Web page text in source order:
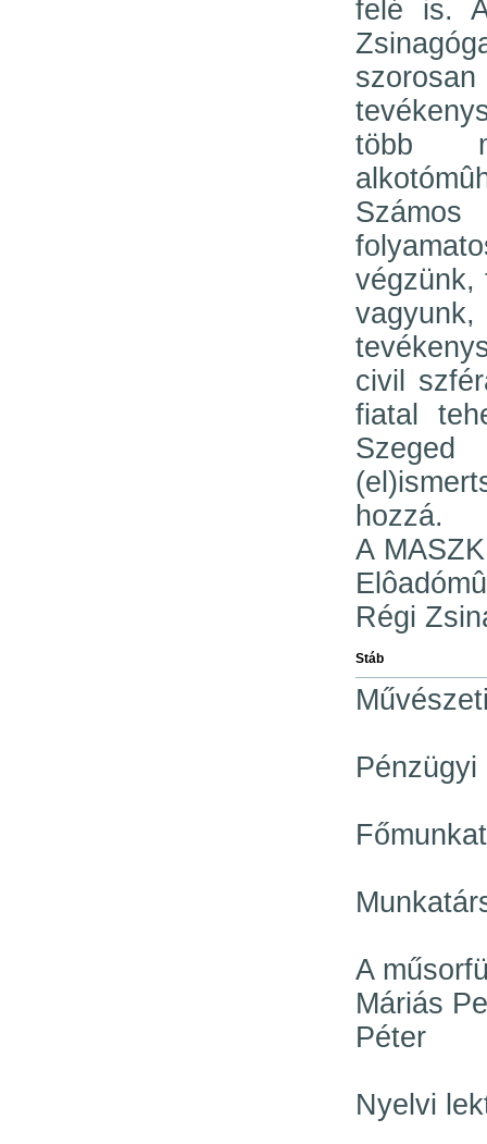
felé is.
több
végzünk,
civil
fiatal
hozzá.
A
Régi
Stáb
A
Máriás
Péter
Nyelvi